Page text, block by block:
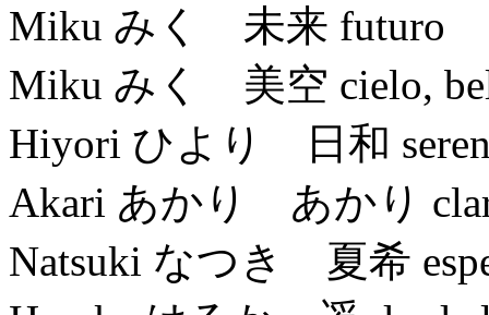
Miku みく 未来 futuro
Miku みく 美空 cielo,
Hiyori ひより 日和
Akari あかり あかり
Natsuki なつき 夏希